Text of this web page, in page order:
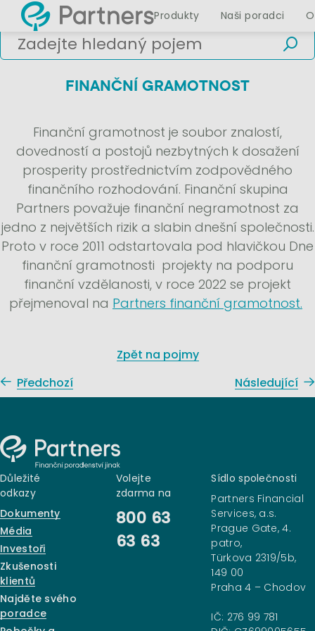
Produkty Naši poradci
FINANČNÍ GRAMOTNOST
Finanční gramotnost je soubor znalostí,
dovedností a postojů nezbytných k dosažení
prosperity prostřednictvím zodpovědného
finančního rozhodování. Finanční skupina
Partners považuje finanční negramotnost za
jedno z největších rizik a slabin dnešní společnosti.
Proto v roce 2011 odstartovala pod hlavičkou Dne
finanční gramotnosti projekty na podporu
finanční vzdělanosti, v roce 2022 se projekt
přejmenoval na Partners finanční gramotnost.
Zpět na pojmy
Předchozí
Následující
Důležité
odkazy
Dokumenty
Média
Investoři
Zkušenosti
klientů
Najděte svého
poradce
Volejte
zdarma na
800 63
63 63
Sídlo společnosti
Partners Financial
Services, a.s.
Prague Gate, 4.
patro,
Türkova 2319/5b,
149 00
Praha 4 – Chodov
IČ: 276 99 781